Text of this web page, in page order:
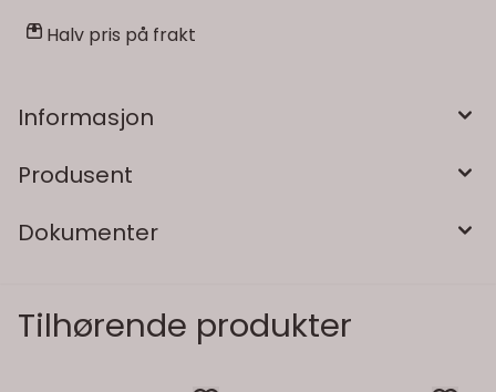
Halv pris på frakt
Informasjon
Produsent
Dokumenter
Tilhørende produkter